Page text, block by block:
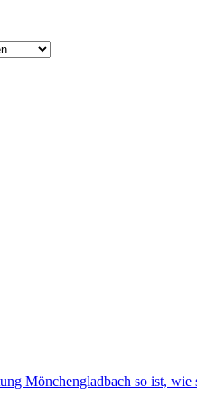
Mönchengladbach so ist, wie